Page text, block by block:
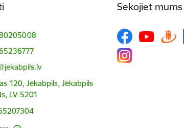
120, Jēkabpils, Jēkabpils
LV-5201
Sekojiet mums